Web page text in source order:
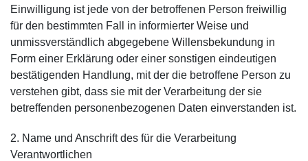
Einwilligung ist jede von der betroffenen Person freiwillig
für den bestimmten Fall in informierter Weise und
unmissverständlich abgegebene Willensbekundung in
Form einer Erklärung oder einer sonstigen eindeutigen
bestätigenden Handlung, mit der die betroffene Person zu
verstehen gibt, dass sie mit der Verarbeitung der sie
betreffenden personenbezogenen Daten einverstanden ist.
2. Name und Anschrift des für die Verarbeitung
Verantwortlichen